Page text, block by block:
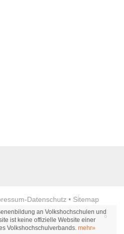
-Datenschutz • Sitemap
an Volkshochschulen und
ist keine offizielle Website einer
Volkshochschulverbands. mehr»